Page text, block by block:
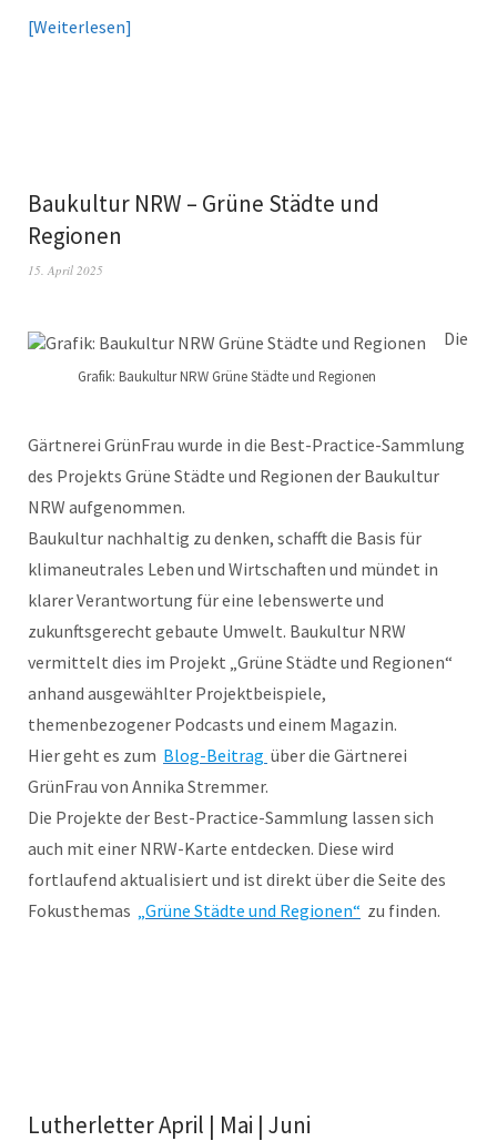
Weiterlesen
Baukultur NRW – Grüne Städte und
Regionen
15. April 2025
Grafik: Baukultur NRW Grüne Städte und Regionen
Die
Gärtnerei GrünFrau wurde in die Best-Practice-Sammlung
des Projekts Grüne Städte und Regionen der Baukultur
NRW aufgenommen.
Baukultur nachhaltig zu denken, schafft die Basis für
klimaneutrales Leben und Wirtschaften und mündet in
klarer Verantwortung für eine lebenswerte und
zukunftsgerecht gebaute Umwelt. Baukultur NRW
vermittelt dies im Projekt „Grüne Städte und Regionen“
anhand ausgewählter Projektbeispiele,
themenbezogener Podcasts und einem Magazin.
Hier geht es zum Blog-Beitrag über die Gärtnerei
GrünFrau von Annika Stremmer.
Die Projekte der Best-Practice-Sammlung lassen sich
auch mit einer NRW-Karte entdecken. Diese wird
fortlaufend aktualisiert und ist direkt über die Seite des
Fokusthemas „Grüne Städte und Regionen“ zu finden.
Lutherletter April | Mai | Juni